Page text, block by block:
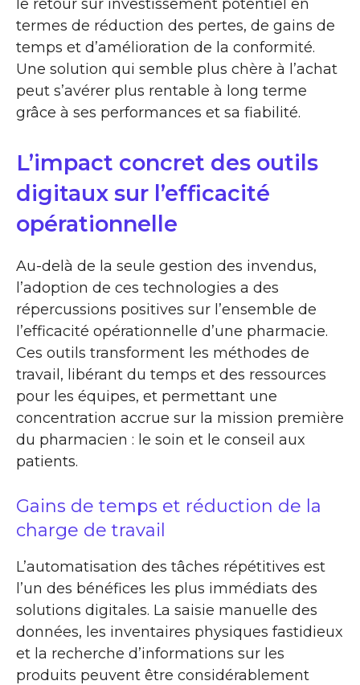
le retour sur investissement potentiel en
termes de réduction des pertes, de gains de
temps et d’amélioration de la conformité.
Une solution qui semble plus chère à l’achat
peut s’avérer plus rentable à long terme
grâce à ses performances et sa fiabilité.
L’impact concret des outils
digitaux sur l’efficacité
opérationnelle
Au-delà de la seule gestion des invendus,
l’adoption de ces technologies a des
répercussions positives sur l’ensemble de
l’efficacité opérationnelle d’une pharmacie.
Ces outils transforment les méthodes de
travail, libérant du temps et des ressources
pour les équipes, et permettant une
concentration accrue sur la mission première
du pharmacien : le soin et le conseil aux
patients.
Gains de temps et réduction de la
charge de travail
L’automatisation des tâches répétitives est
l’un des bénéfices les plus immédiats des
solutions digitales. La saisie manuelle des
données, les inventaires physiques fastidieux
et la recherche d’informations sur les
produits peuvent être considérablement